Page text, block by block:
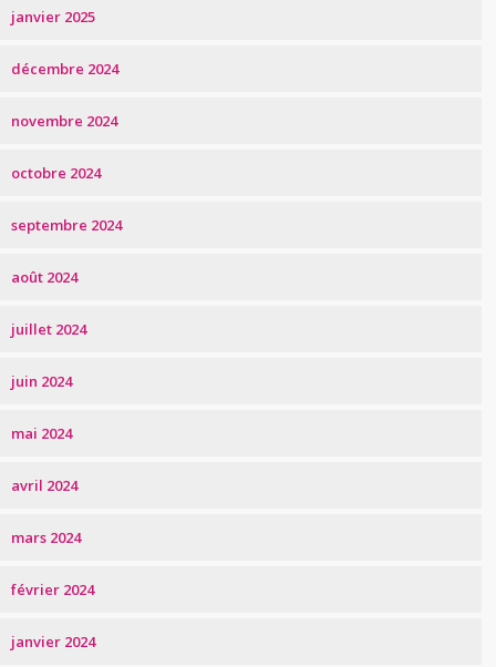
janvier 2025
décembre 2024
novembre 2024
octobre 2024
septembre 2024
août 2024
juillet 2024
juin 2024
mai 2024
avril 2024
mars 2024
février 2024
janvier 2024